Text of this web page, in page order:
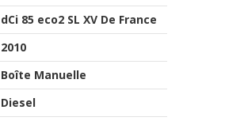
dCi 85 eco2 SL XV De France
2010
Boîte Manuelle
Diesel